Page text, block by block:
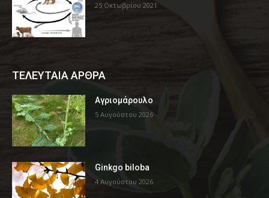
25 Οκτωβρίου 2021
ΤΕΛΕΥΤΑΙΑ ΑΡΘΡΑ
Αγριομάρουλο
5 Αυγούστου 2026
Ginkgo biloba
4 Αυγούστου 2026